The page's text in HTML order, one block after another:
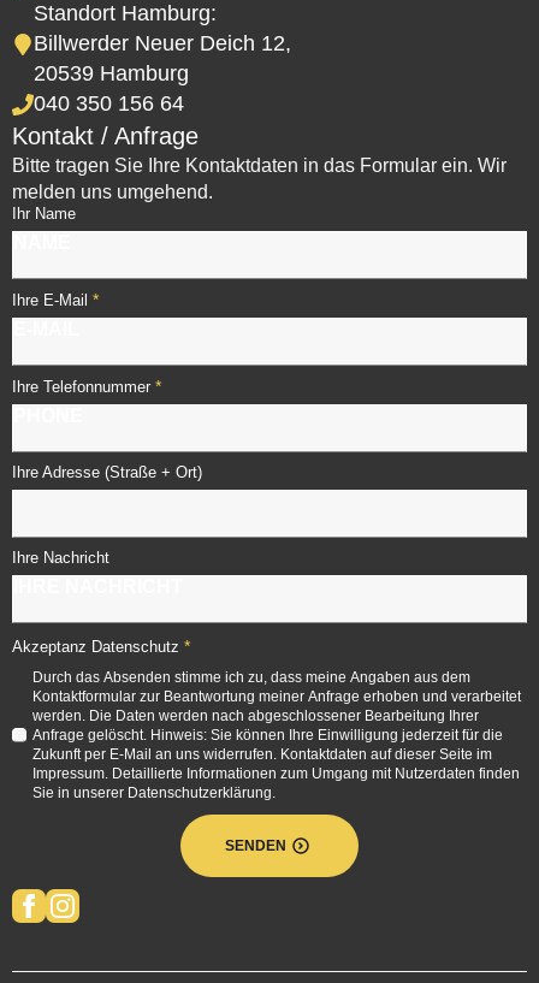
Standort Hamburg:
Billwerder Neuer Deich 12,
20539 Hamburg
040 350 156 64
Kontakt / Anfrage
Bitte tragen Sie Ihre Kontaktdaten in das Formular ein. Wir
melden uns umgehend.
Ihr Name
Ihre E-Mail *
Ihre Telefonnummer *
Ihre Adresse (Straße + Ort)
Ihre Nachricht
Akzeptanz Datenschutz *
Durch das Absenden stimme ich zu, dass meine Angaben aus dem
Kontaktformular zur Beantwortung meiner Anfrage erhoben und verarbeitet
werden. Die Daten werden nach abgeschlossener Bearbeitung Ihrer
Anfrage gelöscht. Hinweis: Sie können Ihre Einwilligung jederzeit für die
Zukunft per E-Mail an uns widerrufen. Kontaktdaten auf dieser Seite im
Impressum. Detaillierte Informationen zum Umgang mit Nutzerdaten finden
Sie in unserer Datenschutzerklärung.
SENDEN